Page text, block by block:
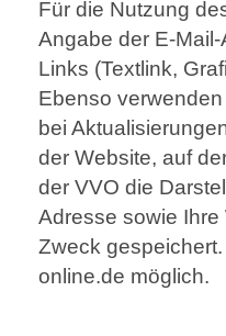
Für die Nutzung
Angabe der E-
Links (Textlink,
Ebenso
bei
der Website, auf
der VVO die
Adresse sowie
Zweck
online.de möglich.